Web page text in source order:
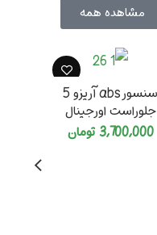
مشاهده همه
سنسور abs آریزو 5
جلوراست اورجینال
3,700,000 تومان